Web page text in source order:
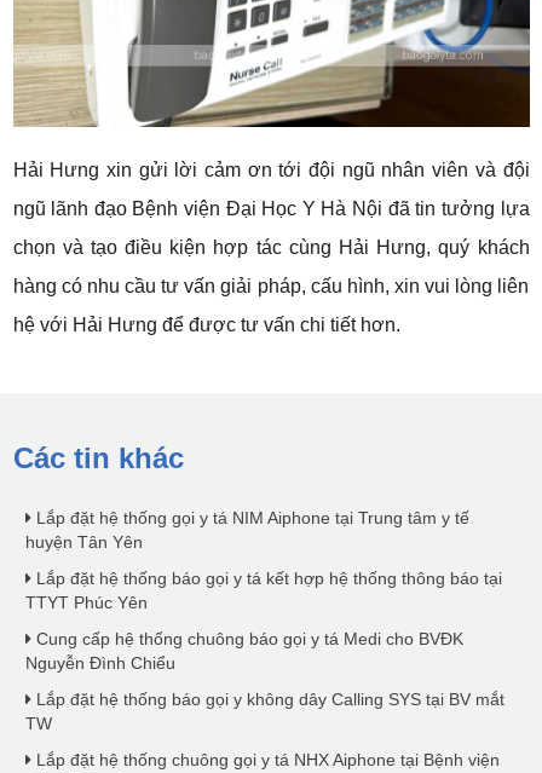
Hải Hưng xin gửi lời cảm ơn tới đội ngũ nhân viên và đội
ngũ lãnh đạo Bệnh viện Đại Học Y Hà Nội đã tin tưởng lựa
chọn và tạo điều kiện hợp tác cùng Hải Hưng, quý khách
hàng có nhu cầu tư vấn giải pháp, cấu hình, xin vui lòng liên
hệ với Hải Hưng để được tư vấn chi tiết hơn.
Các tin khác
Lắp đặt hệ thống gọi y tá NIM Aiphone tại Trung tâm y tế
huyện Tân Yên
Lắp đặt hệ thống báo gọi y tá kết hợp hệ thống thông báo tại
TTYT Phúc Yên
Cung cấp hệ thống chuông báo gọi y tá Medi cho BVĐK
Nguyễn Đình Chiểu
Lắp đặt hệ thống báo gọi y không dây Calling SYS tại BV mắt
TW
Lắp đặt hệ thống chuông gọi y tá NHX Aiphone tại Bệnh viện